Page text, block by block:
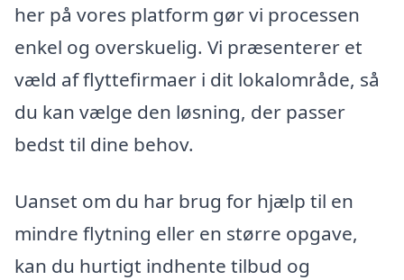
her på vores platform gør vi processen
enkel og overskuelig. Vi præsenterer et
væld af flyttefirmaer i dit lokalområde, så
du kan vælge den løsning, der passer
bedst til dine behov.
Uanset om du har brug for hjælp til en
mindre flytning eller en større opgave,
kan du hurtigt indhente tilbud og